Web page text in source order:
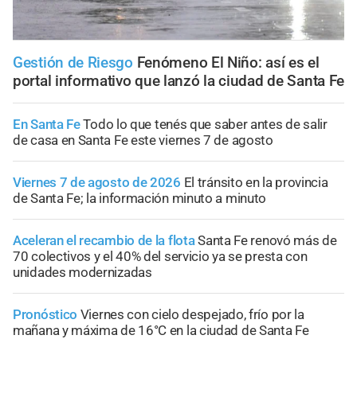
Gestión de Riesgo Fenómeno El Niño: así es el
portal informativo que lanzó la ciudad de Santa Fe
En Santa FeTodo lo que tenés que saber antes de salir
de casa en Santa Fe este viernes 7 de agosto
Viernes 7 de agosto de 2026 El tránsito en la provincia
de Santa Fe; la información minuto a minuto
Aceleran el recambio de la flotaSanta Fe renovó más de
70 colectivos y el 40% del servicio ya se presta con
unidades modernizadas
Pronóstico Viernes con cielo despejado, frío por la
mañana y máxima de 16°C en la ciudad de Santa Fe